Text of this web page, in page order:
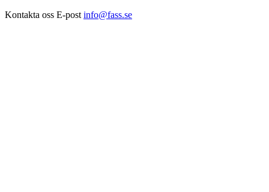
Kontakta oss E-post info@fass.se